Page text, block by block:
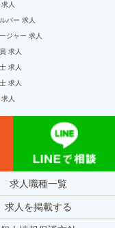
人
パー 求人
ジャー 求人
求人
求人
求人
人
求人職種一覧
求人を掲載する